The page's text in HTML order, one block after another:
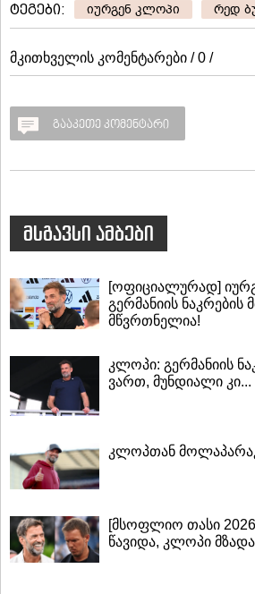
ტეგები: იურგენ კლოპი რედ
მკითხველის კომენტარები / 0 /
გააკეთე კომენტარი
მსგავსი ამბები
[ოფიციალურად]
გერმანიის ნაკრების
მწვრთნელია!
კლოპი: გერმანიის
ვართ, მუნდიალი კი...
კლოპთან
[მსოფლიო თასი
წავიდა, კლოპი